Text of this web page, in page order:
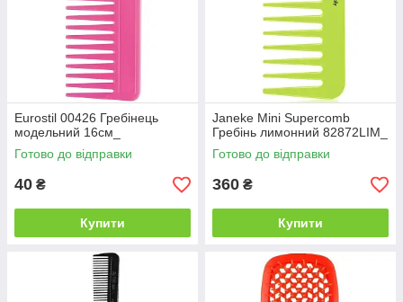
Eurostil 00426 Гребінець
модельний 16см_
Готово до відправки
40 ₴
Купити
Janeke Mini Supercomb
Гребінь лимонний 82872LIM_
Готово до відправки
360 ₴
Купити